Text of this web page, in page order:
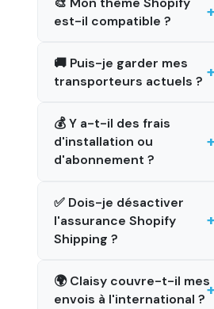
est-il compatible ?
🚚 Puis-je garder mes
transporteurs actuels ?
💰 Y a-t-il des frais
d'installation ou
d'abonnement ?
✅ Dois-je désactiver
l'assurance Shopify
Shipping ?
🌍 Claisy couvre-t-il mes
envois à l'international ?